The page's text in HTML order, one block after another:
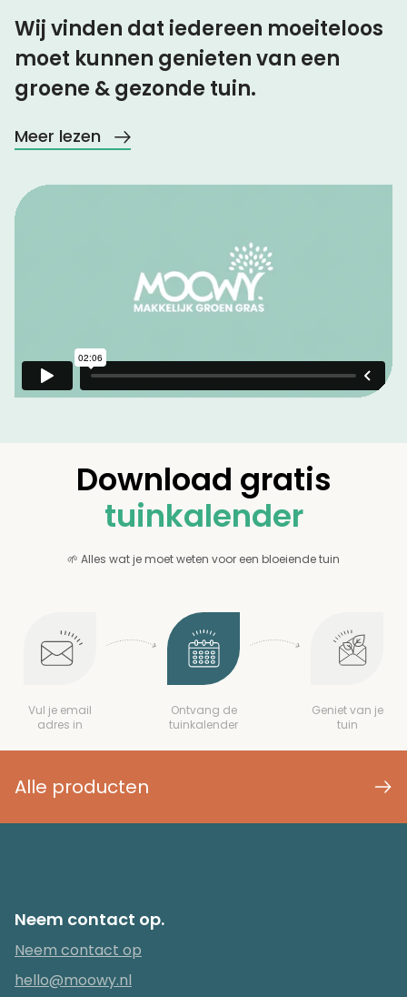
Wij vinden dat iedereen moeiteloos
moet kunnen genieten van een
groene & gezonde tuin.
Meer lezen
Download gratis
tuinkalender
🌱 Alles wat je moet weten voor een bloeiende tuin
Vul je email
adres in
Ontvang de
tuinkalender
Geniet van je
tuin
Alle producten
Neem contact op.
Neem contact op
hello@moowy.nl